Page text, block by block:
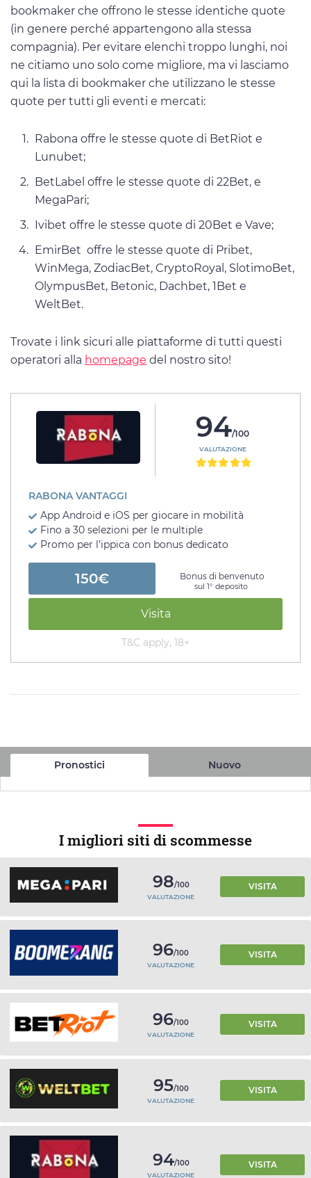
bookmaker che offrono le stesse identiche quote
(in genere perché appartengono alla stessa
compagnia). Per evitare elenchi troppo lunghi, noi
ne citiamo uno solo come migliore, ma vi lasciamo
qui la lista di bookmaker che utilizzano le stesse
quote per tutti gli eventi e mercati:
Rabona offre le stesse quote di BetRiot e
Lunubet;
BetLabel offre le stesse quote di 22Bet, e
MegaPari;
Ivibet offre le stesse quote di 20Bet e Vave;
EmirBet offre le stesse quote di Pribet,
WinMega, ZodiacBet, CryptoRoyal, SlotimoBet,
OlympusBet, Betonic, Dachbet, 1Bet e
WeltBet.
Trovate i link sicuri alle piattaforme di tutti questi
operatori alla homepage del nostro sito!
94/100
VALUTAZIONE
RABONA VANTAGGI
App Android e iOS per giocare in mobilità
Fino a 30 selezioni per le multiple
Promo per l’ippica con bonus dedicato
150€ Bonus di benvenuto
sul 1° deposito
Visita
T&C apply, 18+
Pronostici Nuovo
I migliori siti di scommesse
98/100
VALUTAZIONE
VISITA
96/100
VALUTAZIONE
VISITA
96/100
VALUTAZIONE
VISITA
95/100
VALUTAZIONE
VISITA
94/100
VALUTAZIONE
VISITA